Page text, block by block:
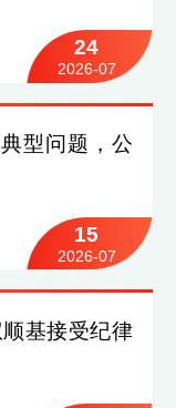
24
2026-07
型问题，公
15
2026-07
基接受纪律